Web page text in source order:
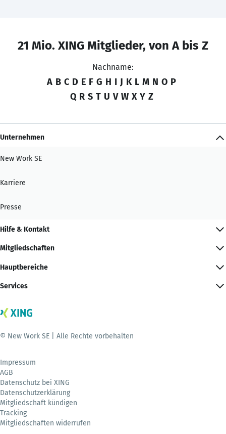
21 Mio. XING Mitglieder, von A bis Z
Nachname:
A B C D E F G H I J K L M N O P
Q R S T U V W X Y Z
Unternehmen
New Work SE
Karriere
Presse
Hilfe & Kontakt
Mitgliedschaften
Hauptbereiche
Services
© New Work SE | Alle Rechte vorbehalten
Impressum
AGB
Datenschutz bei XING
Datenschutzerklärung
Mitgliedschaft kündigen
Tracking
Mitgliedschaften widerrufen